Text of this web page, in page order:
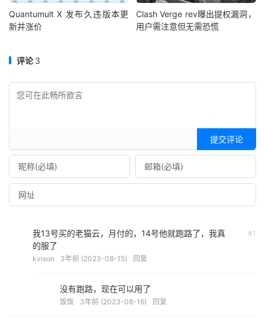
Quantumult X 发布久违版本更
新并涨价
Clash Verge rev曝出提权漏洞，
用户需注意但无需恐慌
评论3
提交评论
#1
我13号买的老猫云，月付的，14号他就跑路了，我真
的服了
kvison 3年前 (2023-08-15) 回复
没有跑路，现在可以用了
饭饭 3年前 (2023-08-16) 回复